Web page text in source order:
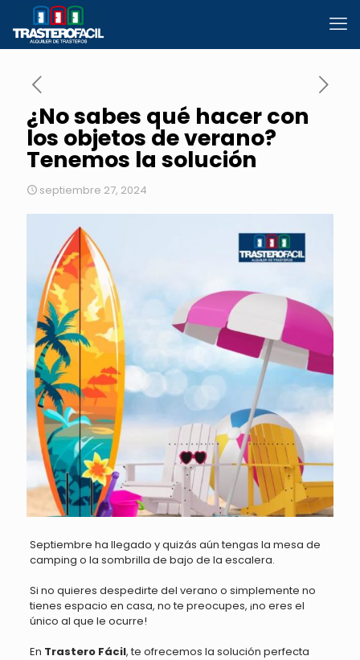
¿No sabes qué hacer con
los objetos de verano?
Tenemos la solución
septiembre 27, 2024
Septiembre ha llegado y quizás aún tengas la mesa de
camping o la sombrilla de bajo de la escalera.
Si no quieres despedirte del verano o simplemente no
tienes espacio en casa, no te preocupes, ¡no eres el
único al que le ocurre!
En Trastero Fácil, te ofrecemos la solución perfecta